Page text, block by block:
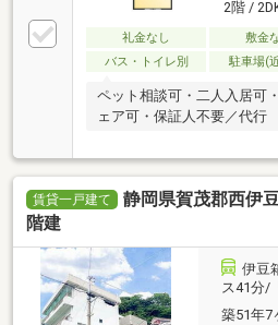
2階 /
礼金なし 敷金
バス・トイレ別
駐車場(
ペット相談可・二人入居可
ェア可・保証人不要／代行
賃貸一戸建て
静岡県賀茂郡西伊
階建
伊豆
ス41分/
築51年7